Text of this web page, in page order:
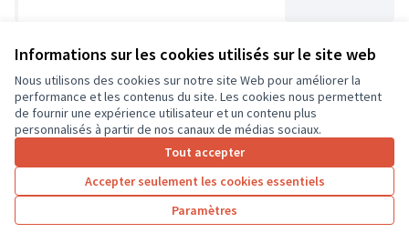
Informations sur les cookies utilisés sur le site web
Nous utilisons des cookies sur notre site Web pour améliorer la
performance et les contenus du site. Les cookies nous permettent
de fournir une expérience utilisateur et un contenu plus
personnalisés à partir de nos canaux de médias sociaux.
Tout accepter
Accepter seulement les cookies essentiels
Paramètres
Amélioration des conditions d'hébergement
et équipement cirque
Solidarité et développement local Chinon
18 000 €